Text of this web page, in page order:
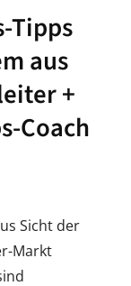
Tipps
aus
+
Coach
Sicht der
Markt